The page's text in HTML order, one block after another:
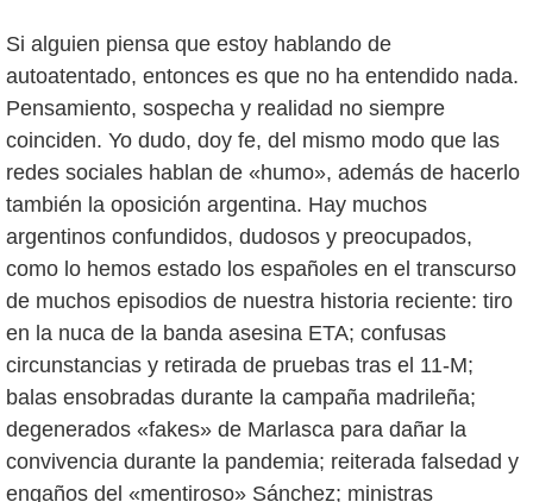
Si alguien piensa que estoy hablando de
autoatentado, entonces es que no ha entendido nada.
Pensamiento, sospecha y realidad no siempre
coinciden. Yo dudo, doy fe, del mismo modo que las
redes sociales hablan de «humo», además de hacerlo
también la oposición argentina. Hay muchos
argentinos confundidos, dudosos y preocupados,
como lo hemos estado los españoles en el transcurso
de muchos episodios de nuestra historia reciente: tiro
en la nuca de la banda asesina ETA; confusas
circunstancias y retirada de pruebas tras el 11-M;
balas ensobradas durante la campaña madrileña;
degenerados «fakes» de Marlasca para dañar la
convivencia durante la pandemia; reiterada falsedad y
engaños del «mentiroso» Sánchez; ministras